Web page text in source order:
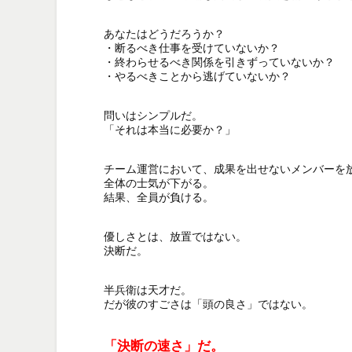
あなたはどうだろうか？
・断るべき仕事を受けていないか？
・終わらせるべき関係を引きずっていないか？
・やるべきことから逃げていないか？
問いはシンプルだ。
「それは本当に必要か？」
チーム運営において、成果を出せないメンバーを
全体の士気が下がる。
結果、全員が負ける。
優しさとは、放置ではない。
決断だ。
半兵衛は天才だ。
だが彼のすごさは「頭の良さ」ではない。
「決断の速さ」だ。